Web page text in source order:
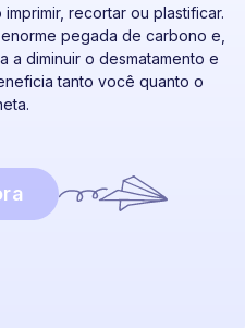
recortar ou plastificar.
pegada de carbono e,
a diminuir o desmatamento e
tanto você quanto o